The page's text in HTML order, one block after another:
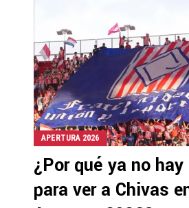
APERTURA 2026
¿Por qué ya no
para ver a Chivas